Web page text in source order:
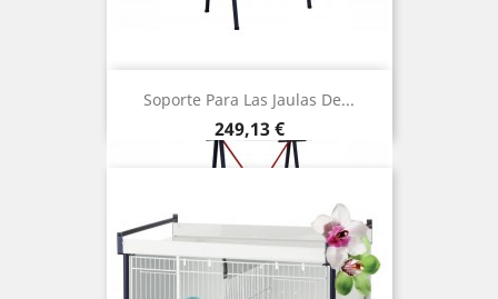
Soporte Para Las Jaulas De...
Precio
249,13 €